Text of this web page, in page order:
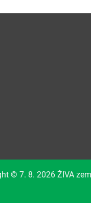
© 7. 8. 2026 ŽIVA